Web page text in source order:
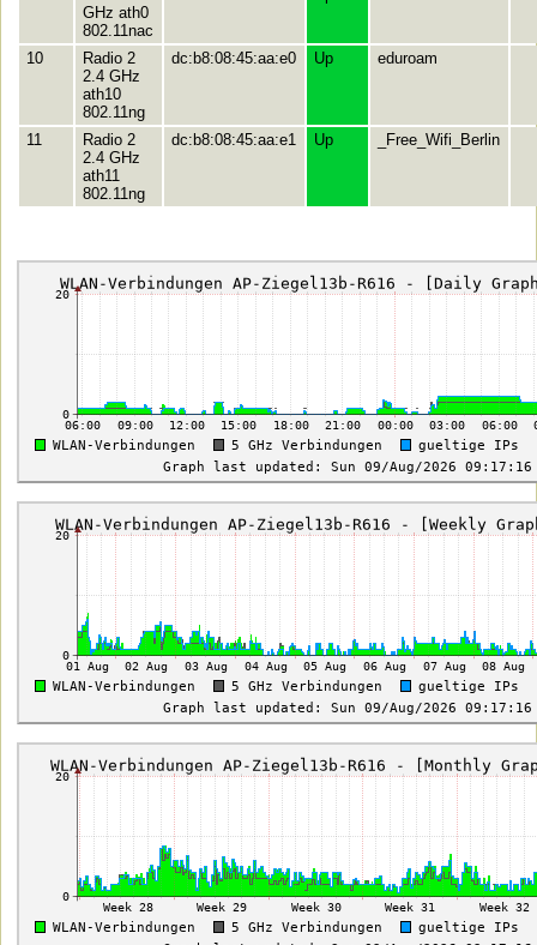
GHz ath0
802.11nac
10
Radio 2
2.4 GHz
ath10
802.11ng
dc:b8:08:45:aa:e0 Up eduroam
11
Radio 2
2.4 GHz
ath11
802.11ng
dc:b8:08:45:aa:e1 Up _Free_Wifi_Berlin